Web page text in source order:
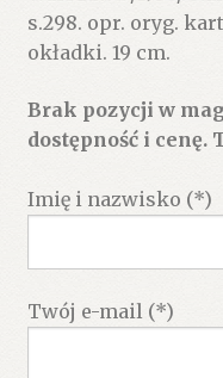
s.298. opr. oryg.
okładki. 19 cm.
Brak pozycji w
dostępność i cenę.
Imię i nazwisko (*)
Twój e-mail (*)